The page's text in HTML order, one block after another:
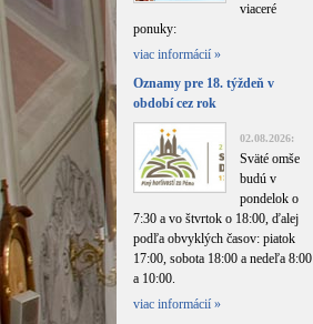
viaceré
ponuky:
viac informácií »
Oznamy pre 18. týždeň v
období cez rok
02.08.2026:
Sväté omše
budú v
pondelok o
7:30 a vo štvrtok o 18:00, ďalej
podľa obvyklých časov: piatok
17:00, sobota 18:00 a nedeľa 8:00
a 10:00.
viac informácií »